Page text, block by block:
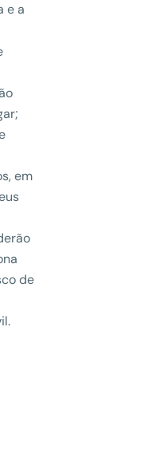
e a
em
de